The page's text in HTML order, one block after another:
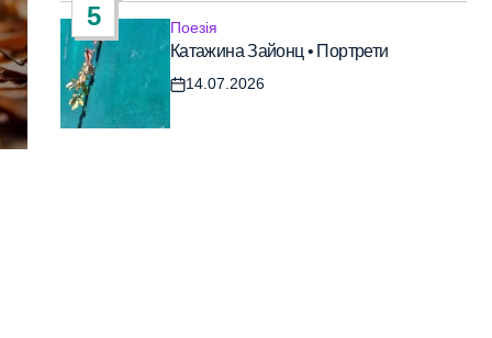
5
Опублікувати
у
Поезія
Катажина Зайонц • Портрети
Дата
14.07.2026